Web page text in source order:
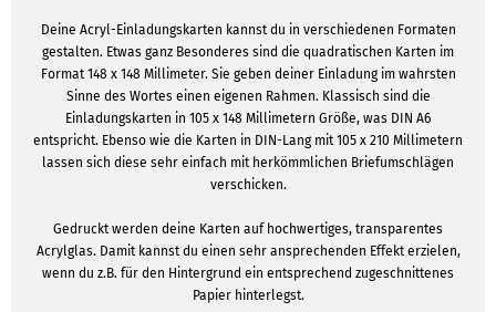
Deine Acryl-Einladungskarten kannst du in verschiedenen Formaten
gestalten. Etwas ganz Besonderes sind die quadratischen Karten im
Format 148 x 148 Millimeter. Sie geben deiner Einladung im wahrsten
Sinne des Wortes einen eigenen Rahmen. Klassisch sind die
Einladungskarten in 105 x 148 Millimetern Größe, was DIN A6
entspricht. Ebenso wie die Karten in DIN-Lang mit 105 x 210 Millimetern
lassen sich diese sehr einfach mit herkömmlichen Briefumschlägen
verschicken.
Gedruckt werden deine Karten auf hochwertiges, transparentes
Acrylglas. Damit kannst du einen sehr ansprechenden Effekt erzielen,
wenn du z.B. für den Hintergrund ein entsprechend zugeschnittenes
Papier hinterlegst.